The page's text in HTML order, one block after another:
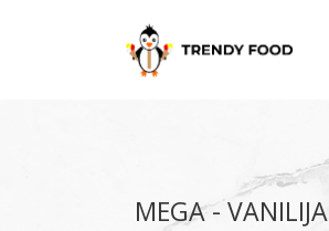
MEGA - VANILIJA